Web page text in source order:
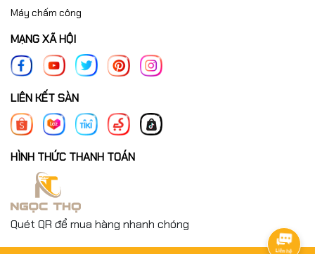
Máy chấm công
MẠNG XÃ HỘI
LIÊN KẾT SÀN
HÌNH THỨC THANH TOÁN
Quét QR để mua hàng nhanh chóng